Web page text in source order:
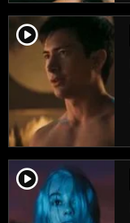
player2
player2